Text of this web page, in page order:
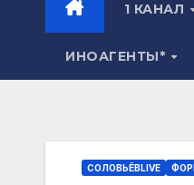
1 КАНАЛ
ИНОАГЕНТЫ*
СОЛОВЬЁВLIVE